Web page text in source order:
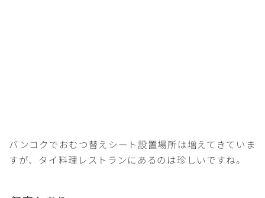
バンコクでおむつ替えシート設置場所は増えてきていま
すが、タイ料理レストランにあるのは珍しいですね。